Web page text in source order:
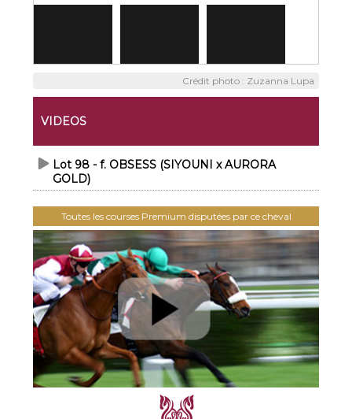
Crédit photo : Zuzanna Lupa
VIDEOS
Lot 98 - f. OBSESS (SIYOUNI x AURORA
GOLD)
Toutes les courses Premium disputées par ce cheval